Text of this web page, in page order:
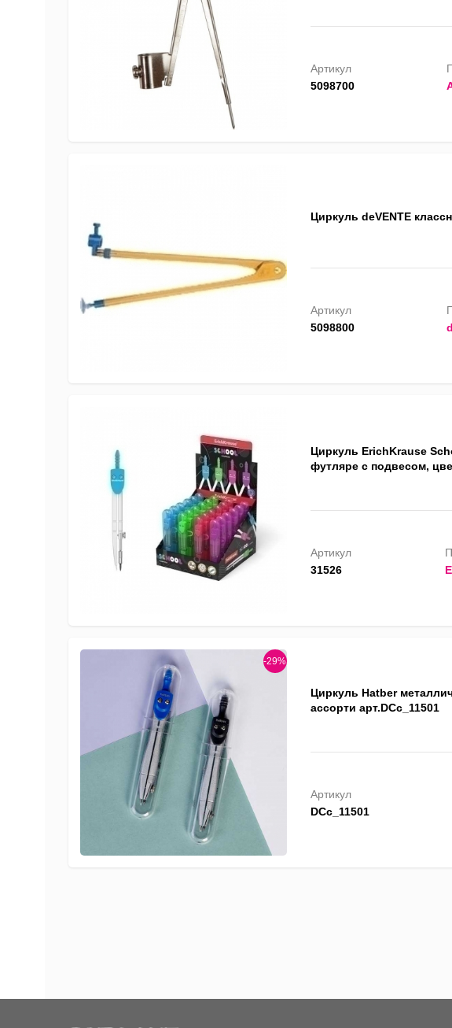
Артикул
5098700
Циркуль deVENTE
Артикул
5098800
Циркуль ErichKrause
футляре с подвесом,
Артикул
31526
-29%
Циркуль Hatber
ассорти арт.DCc_11501
Артикул
DCc_11501